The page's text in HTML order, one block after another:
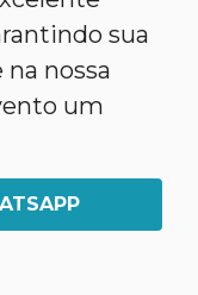
sua
nossa
um